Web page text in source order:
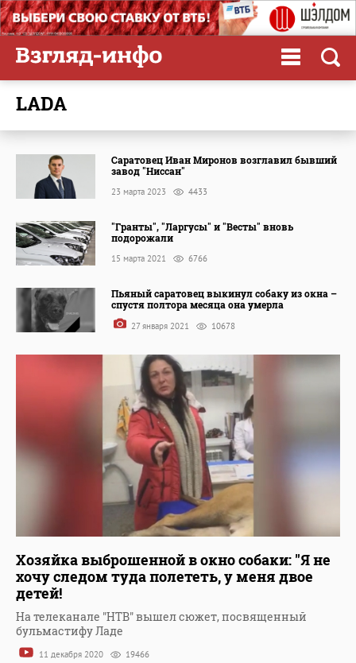
LADA
Саратовец Иван Миронов возглавил бывший
завод "Ниссан"
23 марта 2023 4433
"Гранты", "Ларгусы" и "Весты" вновь
подорожали
15 марта 2021 6766
Пьяный саратовец выкинул собаку из окна –
спустя полтора месяца она умерла
27 января 2021 10678
Хозяйка выброшенной в окно собаки: "Я не
хочу следом туда полететь, у меня двое
детей!
На телеканале "НТВ" вышел сюжет, посвященный
бульмастифу Ладе
11 декабря 2020 19466